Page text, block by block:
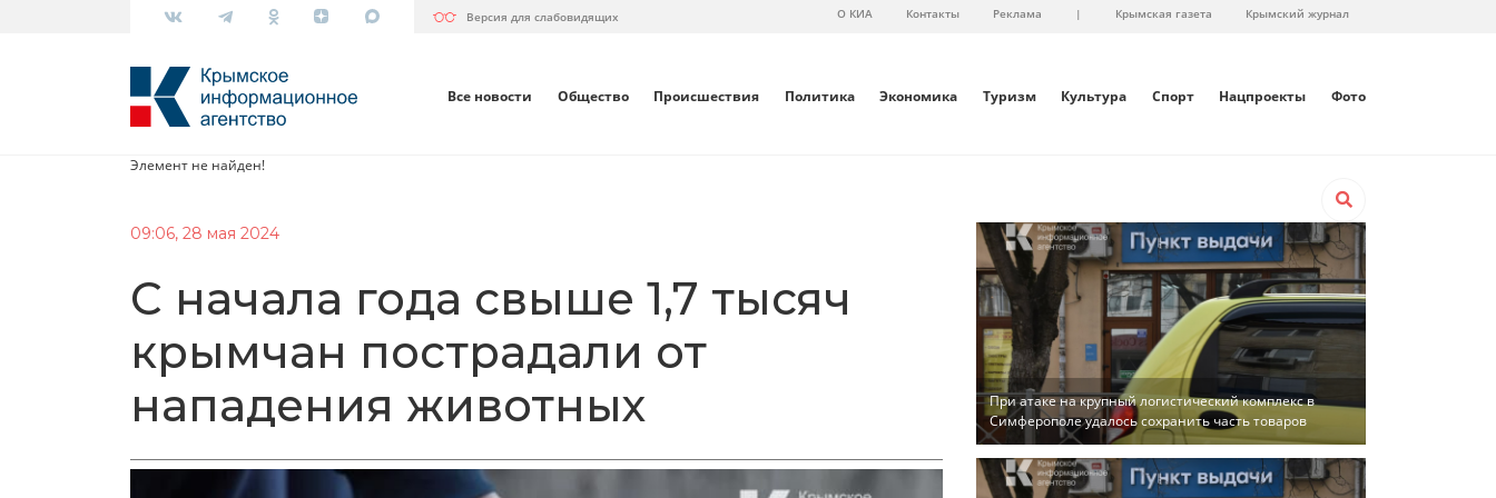
Версия для слабовидящих О КИА Контакты Реклама | Крымская газета Крымский журнал
Все новости Общество Происшествия Политика Экономика Туризм Культура Спорт Нацпроекты Фото
Элемент не найден!
09:06, 28 мая 2024
С начала года свыше 1,7 тысяч
крымчан пострадали от
нападения животных
При атаке на крупный логистический комплекс в
Симферополе удалось сохранить часть товаров